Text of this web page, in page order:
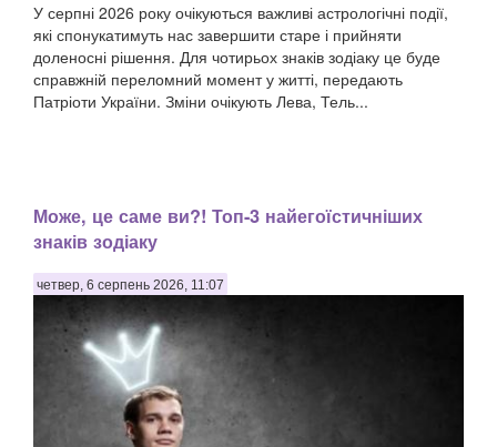
У серпні 2026 року очікуються важливі астрологічні події,
які спонукатимуть нас завершити старе і прийняти
доленосні рішення. Для чотирьох знаків зодіаку це буде
справжній переломний момент у житті, передають
Патріоти України. Зміни очікують Лева, Тель...
Може, це саме ви?! Топ-3 найегоїстичніших
знаків зодіаку
четвер, 6 серпень 2026, 11:07